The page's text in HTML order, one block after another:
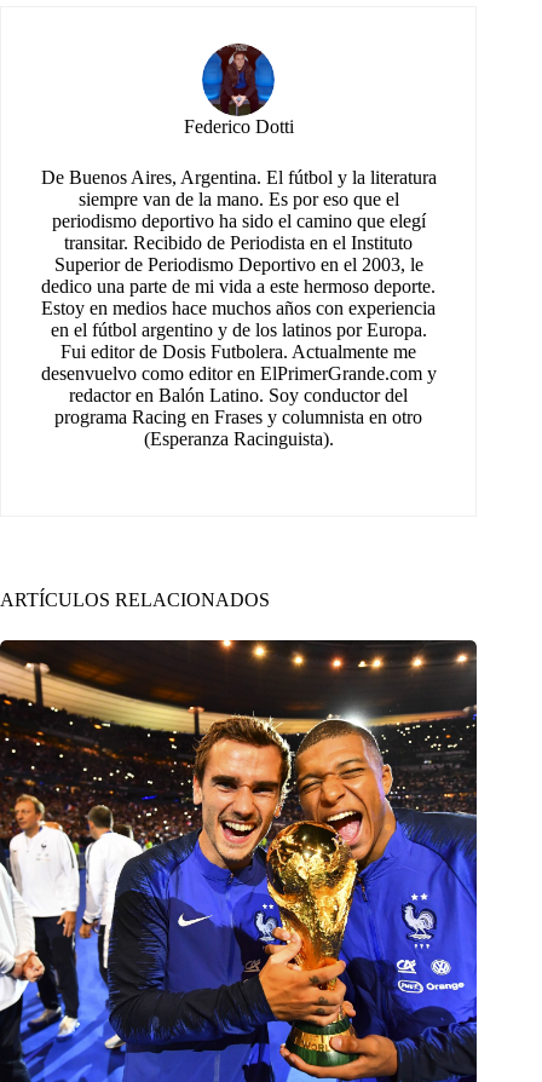
Federico Dotti
De Buenos Aires, Argentina. El fútbol y la literatura
siempre van de la mano. Es por eso que el
periodismo deportivo ha sido el camino que elegí
transitar. Recibido de Periodista en el Instituto
Superior de Periodismo Deportivo en el 2003, le
dedico una parte de mi vida a este hermoso deporte.
Estoy en medios hace muchos años con experiencia
en el fútbol argentino y de los latinos por Europa.
Fui editor de Dosis Futbolera. Actualmente me
desenvuelvo como editor en ElPrimerGrande.com y
redactor en Balón Latino. Soy conductor del
programa Racing en Frases y columnista en otro
(Esperanza Racinguista).
ARTÍCULOS RELACIONADOS